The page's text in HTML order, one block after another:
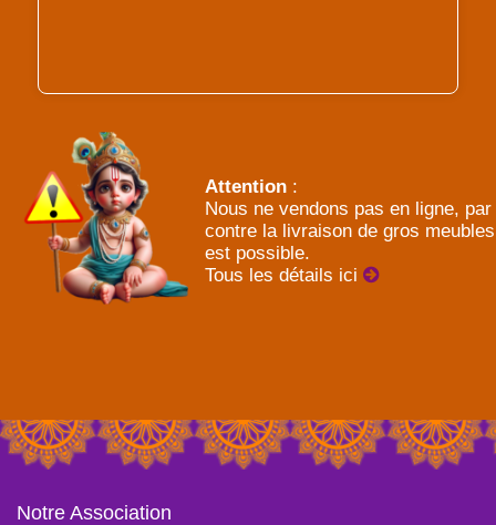
Attention :
Nous ne vendons pas en ligne, par
contre la livraison de gros meubles
est possible.
Tous les détails ici
Notre Association